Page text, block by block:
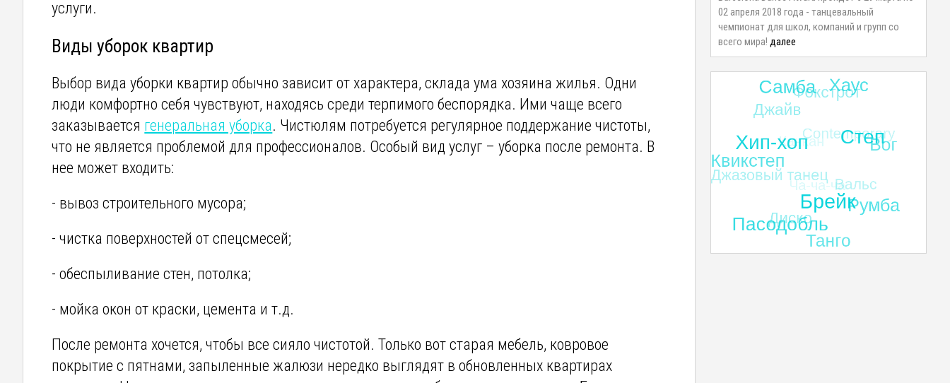
услуги.
Виды уборок квартир
Выбор вида уборки квартир обычно зависит от характера, склада ума хозяина жилья. Одни
люди комфортно себя чувствуют, находясь среди терпимого беспорядка. Ими чаще всего
заказывается генеральная уборка. Чистюлям потребуется регулярное поддержание чистоты,
что не является проблемой для профессионалов. Особый вид услуг – уборка после ремонта. В
нее может входить:
- вывоз строительного мусора;
- чистка поверхностей от спецсмесей;
- обеспыливание стен, потолка;
- мойка окон от краски, цемента и т.д.
После ремонта хочется, чтобы все сияло чистотой. Только вот старая мебель, ковровое
покрытие с пятнами, запыленные жалюзи нередко выглядят в обновленных квартирах
02 апреля 2018 года - танцевальный
чемпионат для школ, компаний и групп со
всего мира! далее